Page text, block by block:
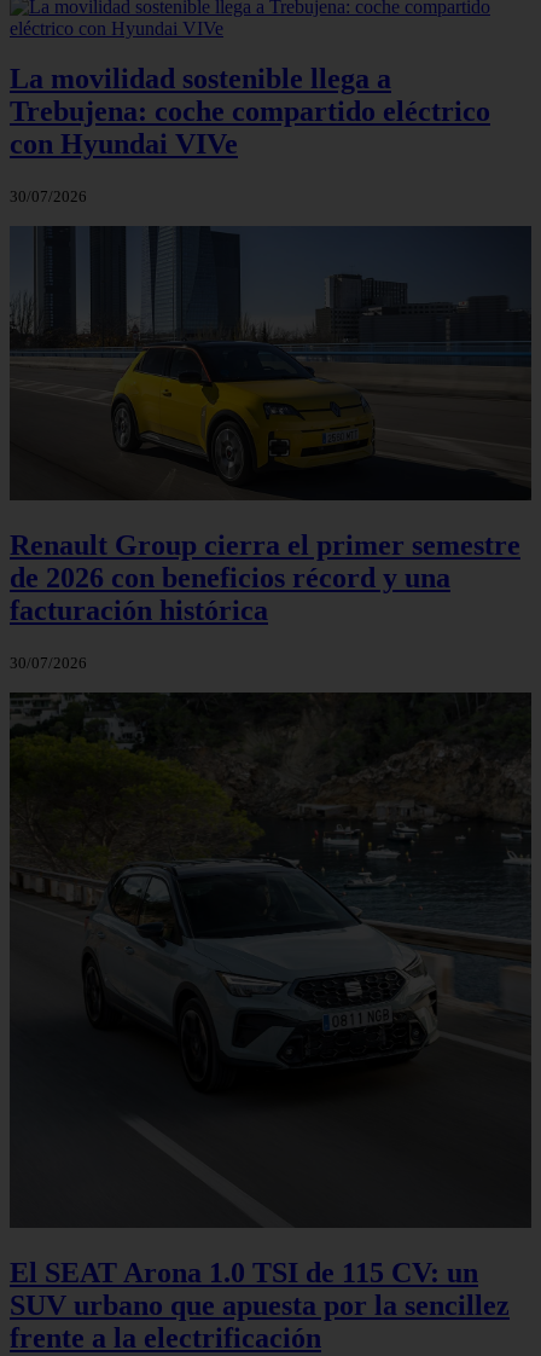
La movilidad sostenible llega a
Trebujena: coche compartido eléctrico
con Hyundai VIVe
30/07/2026
Renault Group cierra el primer semestre
de 2026 con beneficios récord y una
facturación histórica
30/07/2026
El SEAT Arona 1.0 TSI de 115 CV: un
SUV urbano que apuesta por la sencillez
frente a la electrificación